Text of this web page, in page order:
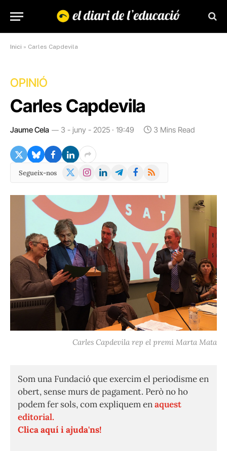
Inici » Carles Capdevila
OPINIÓ
Carles Capdevila
Jaume Cela 3 - juny - 2025 · 19:49 3 Mins Read
Segueix-nos
X
Instagram
LinkedInTelegramFacebook
RSS
Carles Capdevila rep el premi Marta Mata
Som una Fundació que exercim el periodisme en
obert, sense murs de pagament. Però no ho
podem fer sols, com expliquem enaquest
editorial.
Clica aquí i ajuda'ns!